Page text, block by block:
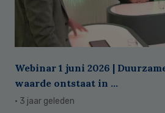
Webinar 1 juni 2026 |
waarde ontstaat in ...
· 3 jaar geleden